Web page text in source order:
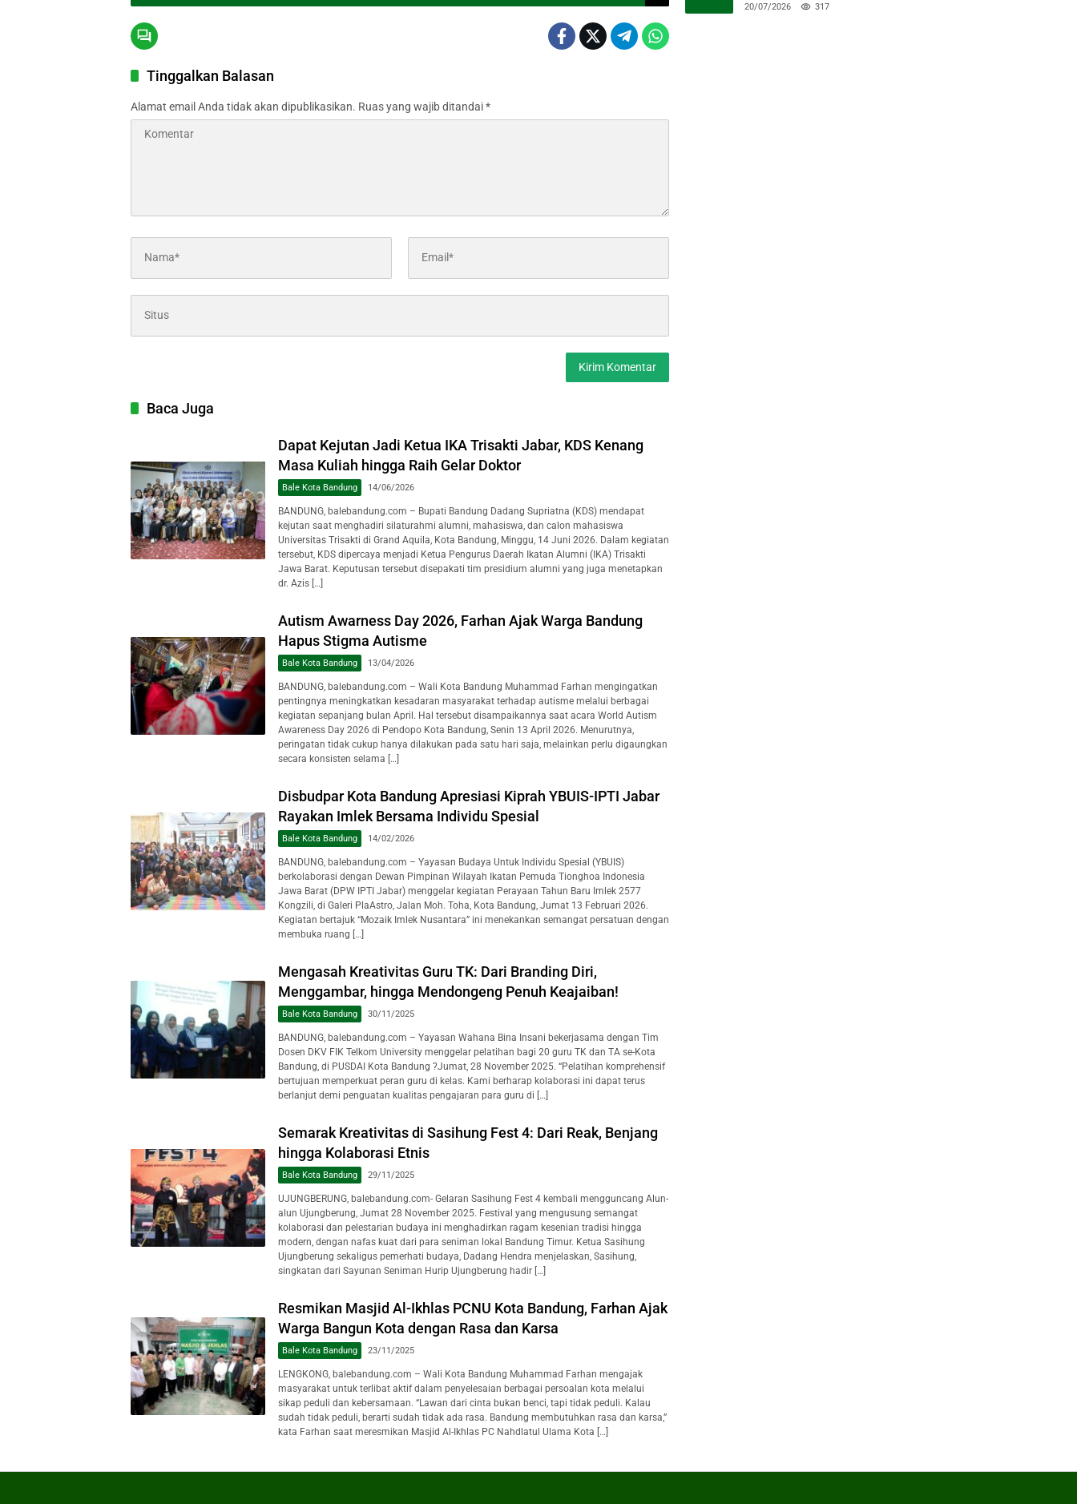
Tinggalkan Balasan
Alamat email Anda tidak akan dipublikasikan. Ruas yang wajib ditandai*
Baca Juga
Dapat Kejutan Jadi Ketua IKA Trisakti Jabar, KDS Kenang
Masa Kuliah hingga Raih Gelar Doktor
Bale Kota Bandung 14/06/2026
BANDUNG, balebandung.com – Bupati Bandung Dadang Supriatna (KDS) mendapat
kejutan saat menghadiri silaturahmi alumni, mahasiswa, dan calon mahasiswa
Universitas Trisakti di Grand Aquila, Kota Bandung, Minggu, 14 Juni 2026. Dalam kegiatan
tersebut, KDS dipercaya menjadi Ketua Pengurus Daerah Ikatan Alumni (IKA) Trisakti
Jawa Barat. Keputusan tersebut disepakati tim presidium alumni yang juga menetapkan
dr. Azis […]
Autism Awarness Day 2026, Farhan Ajak Warga Bandung
Hapus Stigma Autisme
Bale Kota Bandung 13/04/2026
BANDUNG, balebandung.com – Wali Kota Bandung Muhammad Farhan mengingatkan
pentingnya meningkatkan kesadaran masyarakat terhadap autisme melalui berbagai
kegiatan sepanjang bulan April. Hal tersebut disampaikannya saat acara World Autism
Awareness Day 2026 di Pendopo Kota Bandung, Senin 13 April 2026. Menurutnya,
peringatan tidak cukup hanya dilakukan pada satu hari saja, melainkan perlu digaungkan
secara konsisten selama […]
Disbudpar Kota Bandung Apresiasi Kiprah YBUIS-IPTI Jabar
Rayakan Imlek Bersama Individu Spesial
Bale Kota Bandung 14/02/2026
BANDUNG, balebandung.com – Yayasan Budaya Untuk Individu Spesial (YBUIS)
berkolaborasi dengan Dewan Pimpinan Wilayah Ikatan Pemuda Tionghoa Indonesia
Jawa Barat (DPW IPTI Jabar) menggelar kegiatan Perayaan Tahun Baru Imlek 2577
Kongzili, di Galeri PlaAstro, Jalan Moh. Toha, Kota Bandung, Jumat 13 Februari 2026.
Kegiatan bertajuk “Mozaik Imlek Nusantara” ini menekankan semangat persatuan dengan
membuka ruang […]
Mengasah Kreativitas Guru TK: Dari Branding Diri,
Menggambar, hingga Mendongeng Penuh Keajaiban!
Bale Kota Bandung 30/11/2025
BANDUNG, balebandung.com – Yayasan Wahana Bina Insani bekerjasama dengan Tim
Dosen DKV FIK Telkom University menggelar pelatihan bagi 20 guru TK dan TA se-Kota
Bandung, di PUSDAI Kota Bandung ?Jumat, 28 November 2025. “Pelatihan komprehensif
bertujuan memperkuat peran guru di kelas. Kami berharap kolaborasi ini dapat terus
berlanjut demi penguatan kualitas pengajaran para guru di […]
Semarak Kreativitas di Sasihung Fest 4: Dari Reak, Benjang
hingga Kolaborasi Etnis
Bale Kota Bandung 29/11/2025
UJUNGBERUNG, balebandung.com- Gelaran Sasihung Fest 4 kembali mengguncang Alun-
alun Ujungberung, Jumat 28 November 2025. Festival yang mengusung semangat
kolaborasi dan pelestarian budaya ini menghadirkan ragam kesenian tradisi hingga
modern, dengan nafas kuat dari para seniman lokal Bandung Timur. Ketua Sasihung
Ujungberung sekaligus pemerhati budaya, Dadang Hendra menjelaskan, Sasihung,
singkatan dari Sayunan Seniman Hurip Ujungberung hadir […]
Resmikan Masjid Al-Ikhlas PCNU Kota Bandung, Farhan Ajak
Warga Bangun Kota dengan Rasa dan Karsa
Bale Kota Bandung 23/11/2025
LENGKONG, balebandung.com – Wali Kota Bandung Muhammad Farhan mengajak
masyarakat untuk terlibat aktif dalam penyelesaian berbagai persoalan kota melalui
sikap peduli dan kebersamaan. “Lawan dari cinta bukan benci, tapi tidak peduli. Kalau
sudah tidak peduli, berarti sudah tidak ada rasa. Bandung membutuhkan rasa dan karsa,”
kata Farhan saat meresmikan Masjid Al-Ikhlas PC Nahdlatul Ulama Kota […]
20/07/2026 317